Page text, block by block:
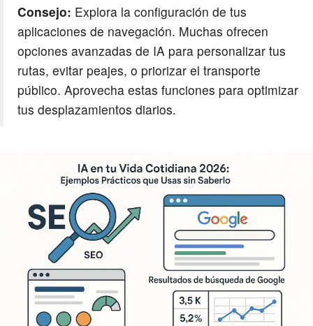
Consejo: Explora la configuración de tus
aplicaciones de navegación. Muchas ofrecen
opciones avanzadas de IA para personalizar tus
rutas, evitar peajes, o priorizar el transporte
público. Aprovecha estas funciones para optimizar
tus desplazamientos diarios.